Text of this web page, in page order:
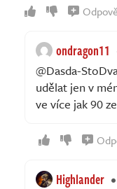
ondragon11
@Dasda-
udělat jen v
ve více jak 90
Highlander